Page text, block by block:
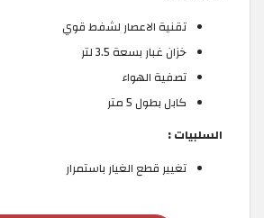
تقنية الاعصار لشفط قوي
خزان غبار بسعة 3.5 لتر
تصفية الهواء
كابل بطول 5 متر
السلبيات :
تغيير قطع الغيار باستمرار